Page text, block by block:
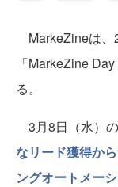
MarkeZineは、
「MarkeZine
る。
3月8日（水）
なリード獲得か
ングオートメー